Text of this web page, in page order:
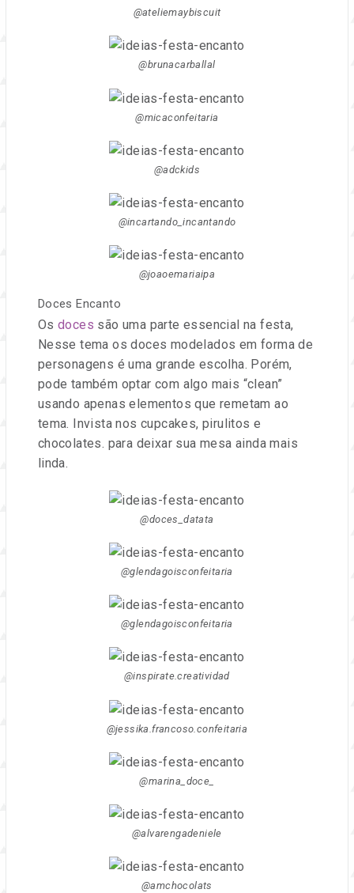
@ateliemaybiscuit
@brunacarballal
@micaconfeitaria
@adckids
@incartando_incantando
@joaoemariaipa
Doces Encanto
Os doces são uma parte essencial na festa,
Nesse tema os doces modelados em forma de
personagens é uma grande escolha. Porém,
pode também optar com algo mais “clean”
usando apenas elementos que remetam ao
tema. Invista nos cupcakes, pirulitos e
chocolates. para deixar sua mesa ainda mais
linda.
@doces_datata
@glendagoisconfeitaria
@glendagoisconfeitaria
@inspirate.creatividad
@jessika.francoso.confeitaria
@marina_doce_
@alvarengadeniele
@amchocolats